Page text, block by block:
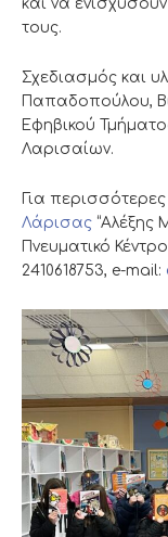
και να
τους.
Σχεδιασμός και
Παπαδοπούλου,
Εφηβικού
Λαρισαίων.
Για
Λάρισας “Αλέξης
Πνευματικό
2410618753, e-mail: